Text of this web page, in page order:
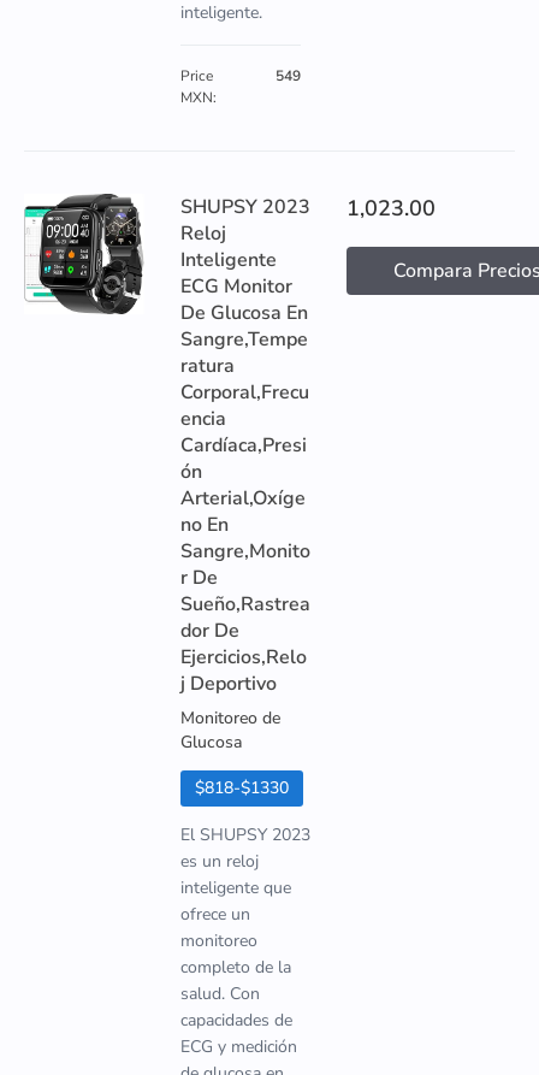
inteligente.
Price
MXN:
549
SHUPSY 2023
Reloj
Inteligente
ECG Monitor
De Glucosa En
Sangre,Tempe
ratura
Corporal,Frecu
encia
Cardíaca,Presi
ón
Arterial,Oxíge
no En
Sangre,Monito
r De
Sueño,Rastrea
dor De
Ejercicios,Relo
j Deportivo
Monitoreo de
Glucosa
$818-$1330
El SHUPSY 2023
es un reloj
inteligente que
ofrece un
monitoreo
completo de la
salud. Con
capacidades de
ECG y medición
1,023.00
Compara